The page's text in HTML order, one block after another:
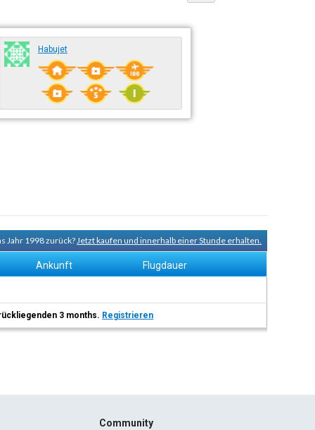
Habujet
Jahr 1998 zurück?Jetzt kaufen und innerhalb einer Stunde erhalten.
Ankunft Flugdauer
3 months. Registrieren
Community